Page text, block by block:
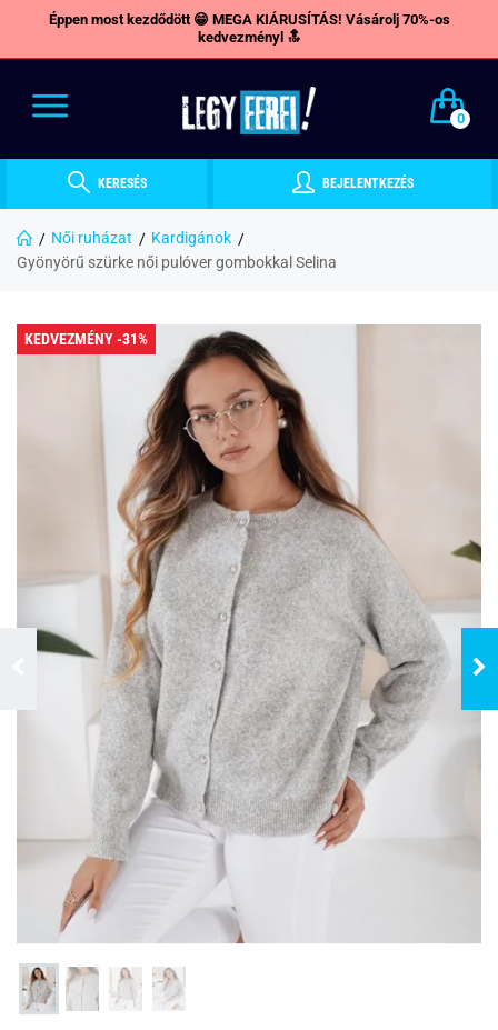
Éppen most kezdődött 😁 MEGA KIÁRUSÍTÁS! Vásárolj 70%-os
kedvezményl 🔝
0
KERESÉS BEJELENTKEZÉS
Női ruházat
Kardigánok
Gyönyörű szürke női pulóver gombokkal Selina
KEDVEZMÉNY -31%